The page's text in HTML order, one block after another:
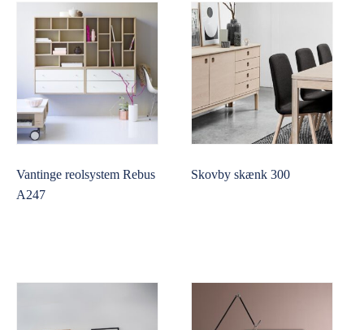
Vantinge reolsystem Rebus
A247
Skovby skænk 300